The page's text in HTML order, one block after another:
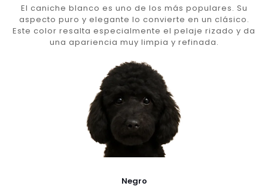
El caniche blanco es uno de los más populares. Su
aspecto puro y elegante lo convierte en un clásico.
Este color resalta especialmente el pelaje rizado y da
una apariencia muy limpia y refinada.
Negro